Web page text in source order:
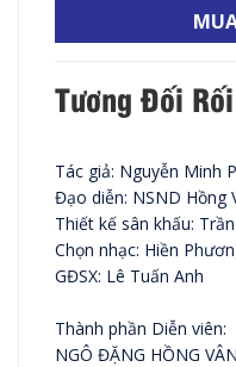
Tương Đối
Tác giả: Nguyễn Minh
Đạo diễn: NSND Hồng
Thiết kế sân khấu:
Chọn nhạc: Hiền
GĐSX: Lê Tuấn Anh
Thành phần Diễn viên:
NGÔ ĐẶNG HỒNG